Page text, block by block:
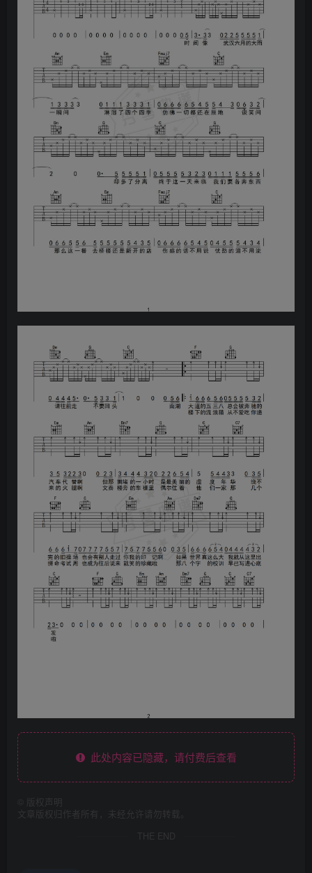
此处内容已隐藏，请付费后查看
版权声明
文章版权归作者所有，未经允许请勿转载。
THE END